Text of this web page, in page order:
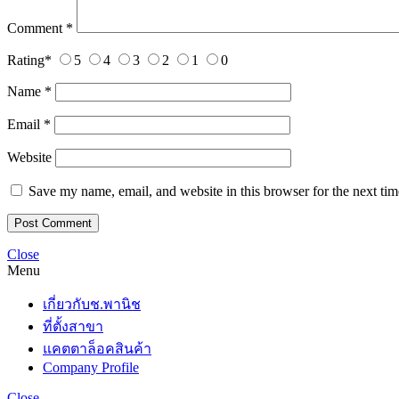
Comment *
Rating* 5 4 3 2 1 0
Name *
Email *
Website
Save my name, email, and website in this browser for the next
Close
Menu
เกี่ยวกับช.พานิช
ที่ตั้งสาขา
แคตตาล็อคสินค้า
Company Profile